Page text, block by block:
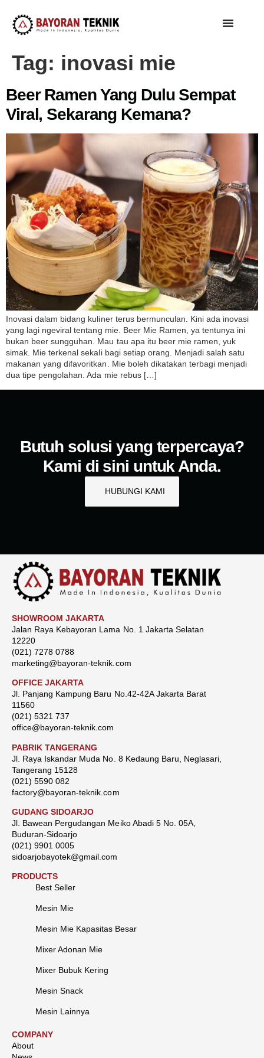
Tag: inovasi mie
Beer Ramen Yang Dulu Sempat
Viral, Sekarang Kemana?
Inovasi dalam bidang kuliner terus bermunculan. Kini ada inovasi
yang lagi ngeviral tentang mie. Beer Mie Ramen, ya tentunya ini
bukan beer sungguhan. Mau tau apa itu beer mie ramen, yuk
simak. Mie terkenal sekali bagi setiap orang. Menjadi salah satu
makanan yang difavoritkan. Mie boleh dikatakan terbagi menjadi
dua tipe pengolahan. Ada mie rebus […]
Butuh solusi yang terpercaya?
Kami di sini untuk Anda.
HUBUNGI KAMI
SHOWROOM JAKARTA
Jalan Raya Kebayoran Lama No. 1 Jakarta Selatan
12220
(021) 7278 0788
marketing@bayoran-teknik.com
OFFICE JAKARTA
Jl. Panjang Kampung Baru No.42-42A Jakarta Barat
11560
(021) 5321 737
office@bayoran-teknik.com
PABRIK TANGERANG
Jl. Raya Iskandar Muda No. 8 Kedaung Baru, Neglasari,
Tangerang 15128
(021) 5590 082
factory@bayoran-teknik.com
GUDANG SIDOARJO
Jl. Bawean Pergudangan Meiko Abadi 5 No. 05A,
Buduran-Sidoarjo
(021) 9901 0005
sidoarjobayotek@gmail.com
PRODUCTS
Best Seller
Mesin Mie
Mesin Mie Kapasitas Besar
Mixer Adonan Mie
Mixer Bubuk Kering
Mesin Snack
Mesin Lainnya
COMPANY
About